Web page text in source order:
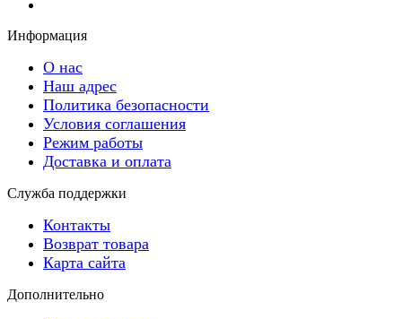
Информация
О нас
Наш адрес
Политика безопасности
Условия соглашения
Режим работы
Доставка и оплата
Служба поддержки
Контакты
Возврат товара
Карта сайта
Дополнительно